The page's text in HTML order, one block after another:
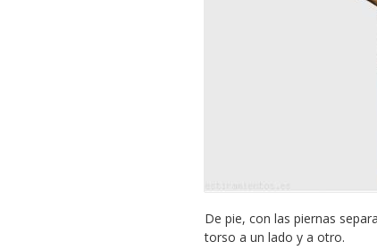
De pie, con las piernas
torso a un lado y a otro.